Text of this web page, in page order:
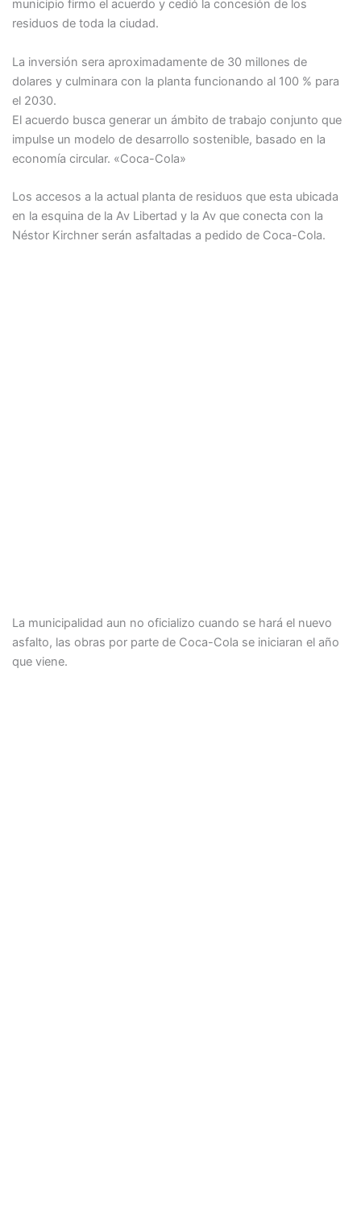
municipio firmo el acuerdo y cedió la concesión de los
residuos de toda la ciudad.
La inversión sera aproximadamente de 30 millones de
dolares y culminara con la planta funcionando al 100 % para
el 2030.
El acuerdo busca generar un ámbito de trabajo conjunto que
impulse un modelo de desarrollo sostenible, basado en la
economía circular. «Coca-Cola»
Los accesos a la actual planta de residuos que esta ubicada
en la esquina de la Av Libertad y la Av que conecta con la
Néstor Kirchner serán asfaltadas a pedido de Coca-Cola.
La municipalidad aun no oficializo cuando se hará el nuevo
asfalto, las obras por parte de Coca-Cola se iniciaran el año
que viene.